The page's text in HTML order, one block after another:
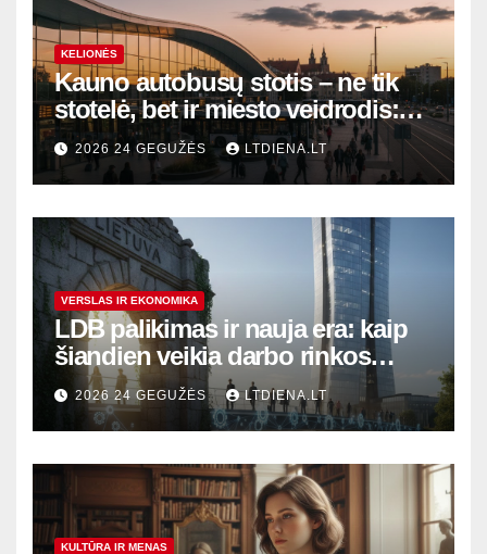
KELIONĖS
Kauno autobusų stotis – ne tik
stotelė, bet ir miesto veidrodis:
modernūs vartai į laikinąją
sostinę
2026 24 GEGUŽĖS LTDIENA.LT
VERSLAS IR EKONOMIKA
LDB palikimas ir nauja era: kaip
šiandien veikia darbo rinkos
variklis Lietuvoje?
2026 24 GEGUŽĖS LTDIENA.LT
KULTŪRA IR MENAS